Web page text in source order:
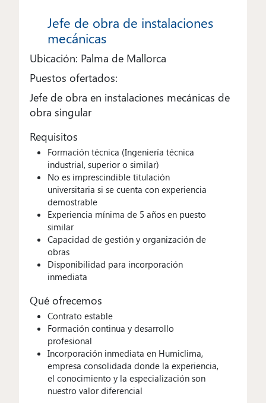
Jefe de obra de instalaciones
mecánicas
Ubicación: Palma de Mallorca
Puestos ofertados:
Jefe de obra en instalaciones mecánicas de
obra singular
Requisitos
Formación técnica (Ingeniería técnica
industrial, superior o similar)
No es imprescindible titulación
universitaria si se cuenta con experiencia
demostrable
Experiencia mínima de 5 años en puesto
similar
Capacidad de gestión y organización de
obras
Disponibilidad para incorporación
inmediata
Qué ofrecemos
Contrato estable
Formación continua y desarrollo
profesional
Incorporación inmediata en Humiclima,
empresa consolidada donde la experiencia,
el conocimiento y la especialización son
nuestro valor diferencial